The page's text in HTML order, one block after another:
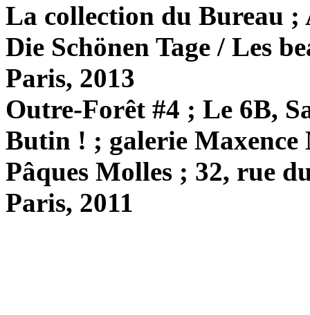
La collection du Bureau ;
Die Schönen Tage / Les
Paris, 2013
Outre-Forêt #4 ; Le 6B,
Butin ! ; galerie Maxence
Pâques Molles ; 32, rue
Paris, 2011